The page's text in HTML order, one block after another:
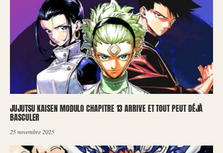
JUJUTSU KAISEN MODULO CHAPITRE 13 ARRIVE ET TOUT PEUT DÉJÀ
BASCULER
25 novembre 2025